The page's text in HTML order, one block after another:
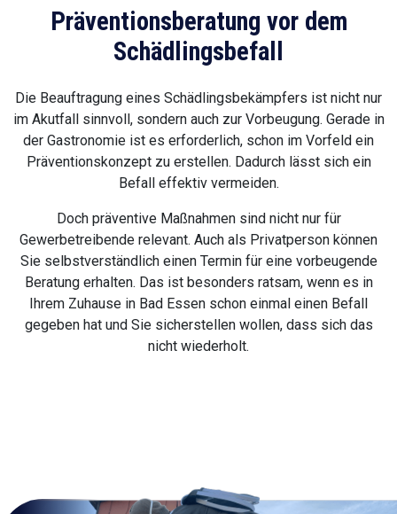
Präventionsberatung vor dem
Schädlingsbefall
Die Beauftragung eines Schädlingsbekämpfers ist nicht nur
im Akutfall sinnvoll, sondern auch zur Vorbeugung. Gerade in
der Gastronomie ist es erforderlich, schon im Vorfeld ein
Präventionskonzept zu erstellen. Dadurch lässt sich ein
Befall effektiv vermeiden.
Doch präventive Maßnahmen sind nicht nur für
Gewerbetreibende relevant. Auch als Privatperson können
Sie selbstverständlich einen Termin für eine vorbeugende
Beratung erhalten. Das ist besonders ratsam, wenn es in
Ihrem Zuhause in Bad Essen schon einmal einen Befall
gegeben hat und Sie sicherstellen wollen, dass sich das
nicht wiederholt.